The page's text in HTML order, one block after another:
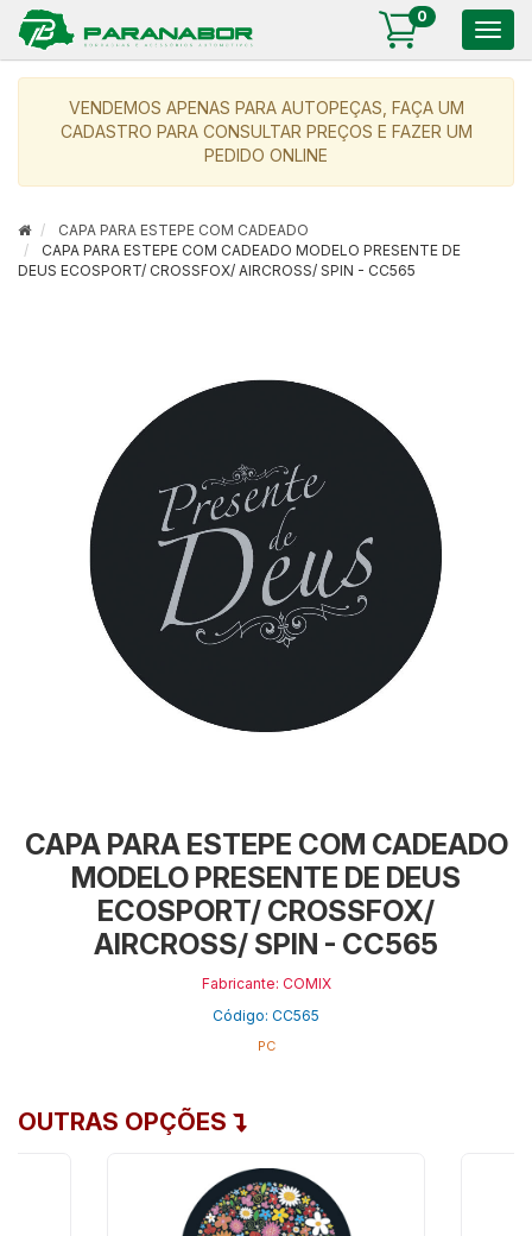
0
VENDEMOS APENAS PARA AUTOPEÇAS, FAÇA UM
CADASTRO PARA CONSULTAR PREÇOS E FAZER UM
PEDIDO ONLINE
CAPA PARA ESTEPE COM CADEADO
CAPA PARA ESTEPE COM CADEADO MODELO PRESENTE DE
DEUS ECOSPORT/ CROSSFOX/ AIRCROSS/ SPIN - CC565
CAPA PARA ESTEPE COM CADEADO
MODELO PRESENTE DE DEUS
ECOSPORT/ CROSSFOX/
AIRCROSS/ SPIN - CC565
Fabricante: COMIX
Código: CC565
PC
OUTRAS OPÇÕES